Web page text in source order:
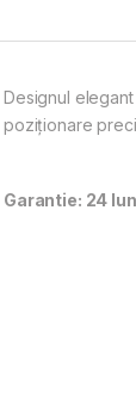
Designul
poziționare
Garantie: 24